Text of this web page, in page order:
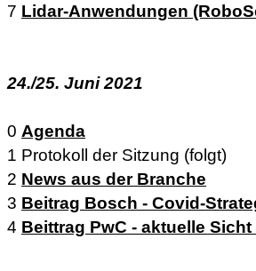
7 Lidar-Anwendungen
24./25. Juni 2021
0 Agenda
1 Protokoll der Sitzung (folgt)
2 News aus der Branche
3 Beitrag Bosch - Covid-
4 Beittrag PwC - aktuelle